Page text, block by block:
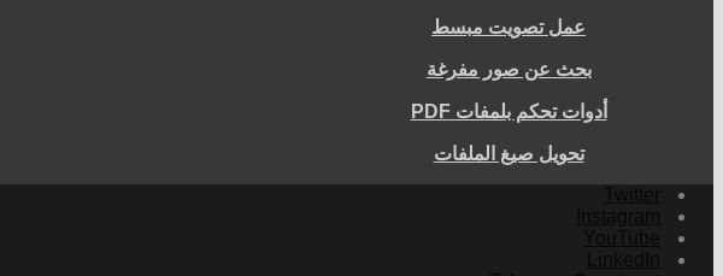
عمل تصويت مبسط
بحث عن صور مفرغة
أدوات تحكم بلمفات PDF
تحويل صيغ الملفات